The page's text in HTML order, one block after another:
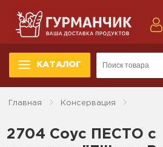
КАТАЛОГ
Главная Консервация
2704 Соус ПЕСТО с